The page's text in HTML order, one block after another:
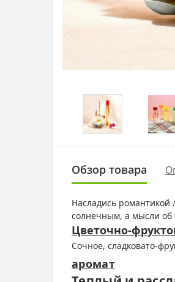
Обзор товара
Насладись романтикой
солнечным, а мысли об
Цветочно-
Сочное, сладковато-
аромат